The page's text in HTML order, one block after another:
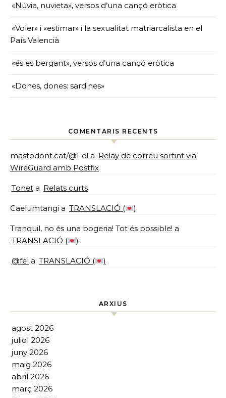
«Núvia, nuvieta», versos d’una cançó eròtica
«Voler» i «estimar» i la sexualitat matriarcalista en el
País Valencià
«és es bergant», versos d’una cançó eròtica
«Dones, dones: sardines»
COMENTARIS RECENTS
mastodont.cat/@Fel a Relay de correu sortint via
WireGuard amb Postfix
Tonet a Relats curts
Caelumtangi a TRANSLACIÓ ( )
Tranquil, no és una bogeria! Tot és possible! a
TRANSLACIÓ (
)
@fel a TRANSLACIÓ ( )
ARXIUS
agost 2026
juliol 2026
juny 2026
maig 2026
abril 2026
març 2026